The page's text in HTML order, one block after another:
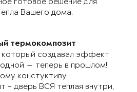
готовое решение для
Вашего дома.
термокомпозит
создавал эффект
— теперь в прошлом!
констуктиву
- дверь ВСЯ теплая внутри,